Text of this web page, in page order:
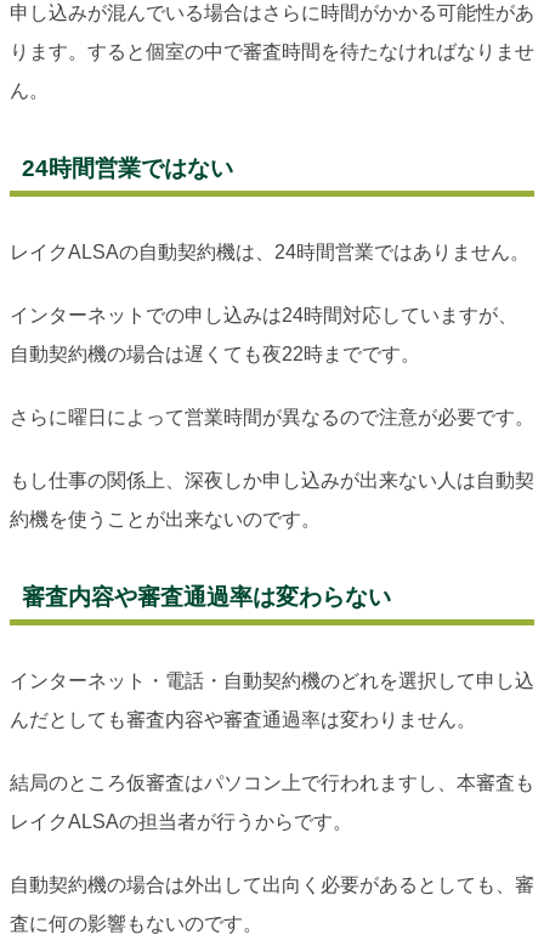
申し込みが混んでいる場合はさらに時間がかかる可能性があ
ります。すると個室の中で審査時間を待たなければなりませ
ん。
24時間営業ではない
レイクALSAの自動契約機は、24時間営業ではありません。
インターネットでの申し込みは24時間対応していますが、
自動契約機の場合は遅くても夜22時までです。
さらに曜日によって営業時間が異なるので注意が必要です。
もし仕事の関係上、深夜しか申し込みが出来ない人は自動契
約機を使うことが出来ないのです。
審査内容や審査通過率は変わらない
インターネット・電話・自動契約機のどれを選択して申し込
んだとしても審査内容や審査通過率は変わりません。
結局のところ仮審査はパソコン上で行われますし、本審査も
レイクALSAの担当者が行うからです。
自動契約機の場合は外出して出向く必要があるとしても、審
査に何の影響もないのです。